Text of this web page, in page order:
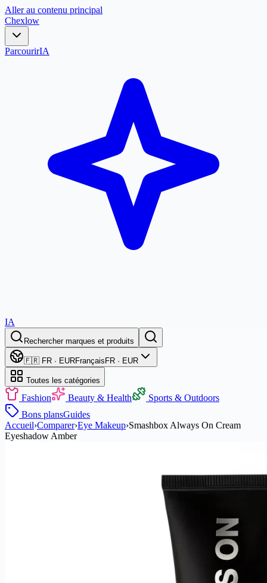
Aller au contenu principal
Chexlow
ParcourirIA
IA
Rechercher marques et produits
🇫🇷 FR · EURFrançais FR · EUR
Toutes les catégories
Fashion Beauty & Health
Sports & Outdoors
Bons plansGuides
Accueil›Comparer›Eye Makeup›Smashbox Always On Cream
Eyeshadow Amber